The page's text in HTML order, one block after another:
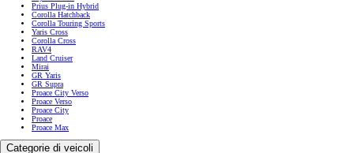
Prius Plug-in Hybrid
Corolla Hatchback
Corolla Touring Sports
Yaris Cross
Corolla Cross
RAV4
Land Cruiser
Mirai
GR Yaris
GR Supra
Proace City Verso
Proace Verso
Proace City
Proace
Proace Max
Categorie di veicoli